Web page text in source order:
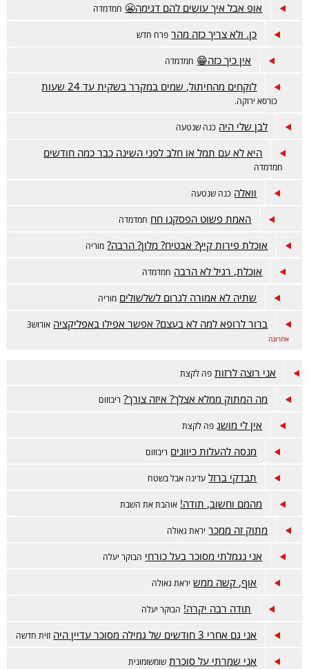
אופ אבל איך עושים להם דגימה😬 חמדמדה
כן. ולא צריך כזה מהר פרח חדש
אין כיך כזה😁 חמדמדה
לוקחים מהחיתול, שמים במקרר בשקית עד 24 שעות
כורסא ירוקה.
לבן שלי היה כנה שנטעה
היא לא עם תמל או חלב לפני השינה כבר כמה חודשים
חמדמדה
וואלה כנה שנטעה
האמת פשוט הפסקנו חח חמדמדה
אוכלת פירות קיץ? אבטיח? מלון? הרבה? מוריה
אוכלת, רגיל לא הרבה חמדמדה
שתיה לא אמורה לגרום לשלשולים מוריה
ברור לרופא למה לא בעצם? אפשר אפילו באפליקציה אורוש3
אחרונה
אני רוצה לרזות פה לקצת
מה המתוק ממלא אצלך? איזה צורך? ריבוזום
אין לי מושג פה לקצת
מנסה להעלות כיוונים ריבוזום
תבדקי ברזל עדינה אבל בשטח
מהמם וחשוב, תודה! אוהבת את השבת
מתוק זה ממכר יראת גאולה
אני נגמלתי מסוכר בעל כורחי הבוקר יעלה
אוף, קשה ממש יראת גאולה
תודה רבה יקרה! הבוקר יעלה
אני גם אחרי 3 חודשים של גמילה מסוכר עדיין היה זוית חדשה
אני שמרתי על סוכרת שומשומונית